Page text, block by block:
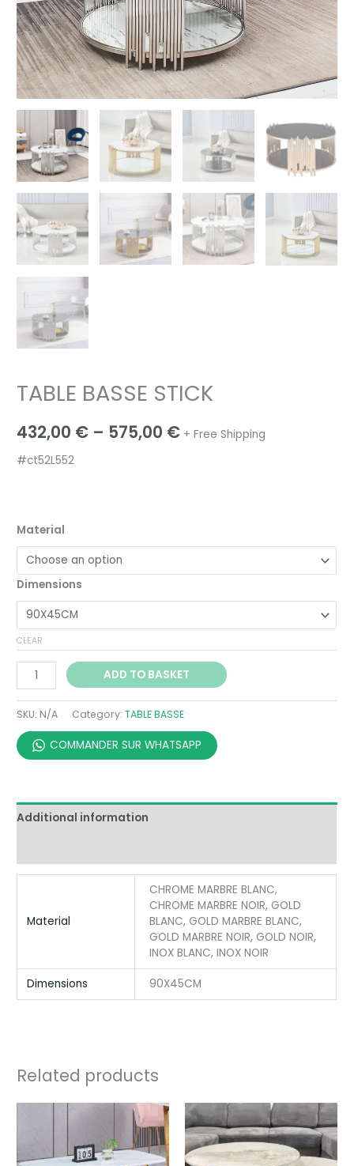
TABLE BASSE STICK
432,00 € – 575,00 € + Free Shipping
#ct52L552
Material
Dimensions
CLEAR
ADD TO BASKET
SKU: N/A Category:TABLE BASSE
COMMANDER SUR WHATSAPP
Additional information
Material
CHROME MARBRE BLANC,
CHROME MARBRE NOIR, GOLD
BLANC, GOLD MARBRE BLANC,
GOLD MARBRE NOIR, GOLD NOIR,
INOX BLANC, INOX NOIR
Dimensions 90X45CM
Related products
Price
range:
597,00 €
through
697,00 €